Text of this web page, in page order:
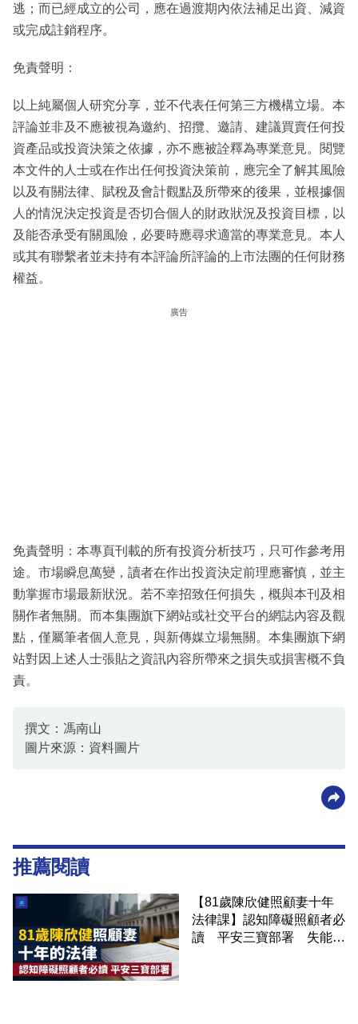
逃；而已經成立的公司，應在過渡期內依法補足出資、減資
或完成註銷程序。
免責聲明：
以上純屬個人研究分享，並不代表任何第三方機構立場。本
評論並非及不應被視為邀約、招攬、邀請、建議買賣任何投
資產品或投資決策之依據，亦不應被詮釋為專業意見。閱覽
本文件的人士或在作出任何投資決策前，應完全了解其風險
以及有關法律、賦稅及會計觀點及所帶來的後果，並根據個
人的情況決定投資是否切合個人的財政狀況及投資目標，以
及能否承受有關風險，必要時應尋求適當的專業意見。本人
或其有聯繫者並未持有本評論所評論的上市法團的任何財務
權益。
廣告
免責聲明：本專頁刊載的所有投資分析技巧，只可作參考用
途。市場瞬息萬變，讀者在作出投資決定前理應審慎，並主
動掌握市場最新狀況。若不幸招致任何損失，概與本刊及相
關作者無關。而本集團旗下網站或社交平台的網誌內容及觀
點，僅屬筆者個人意見，與新傳媒立場無關。本集團旗下網
站對因上述人士張貼之資訊內容所帶來之損失或損害概不負
責。
撰文：馮南山
圖片來源：資料圖片
推薦閱讀
【81歲陳欣健照顧妻十年
法律課】認知障礙照顧者必
讀 平安三寶部署 失能前